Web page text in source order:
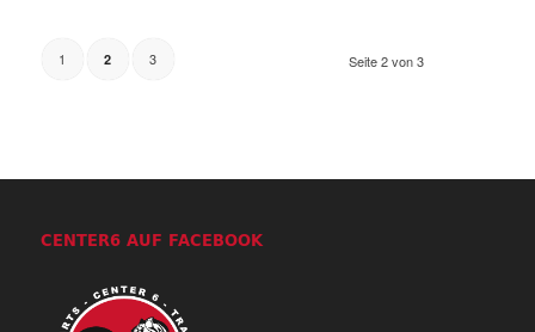
Seite 2 von 3
1 2 3
CENTER6 AUF FACEBOOK